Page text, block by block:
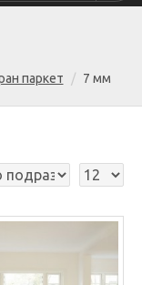
паркет 7 мм